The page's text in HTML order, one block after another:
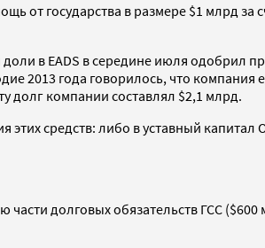
от государства в размере $1 млрд
в EADS в середине июля одобрил
2013 года говорилось, что
долг компании составлял $2,1 млрд.
средств: либо в уставный
долговых обязательств ГСС